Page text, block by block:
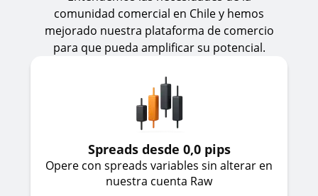
comunidad comercial en Chile y hemos
mejorado nuestra plataforma de comercio
para que pueda amplificar su potencial.
Spreads desde 0,0 pips
Opere con spreads variables sin alterar en
nuestra cuenta Raw